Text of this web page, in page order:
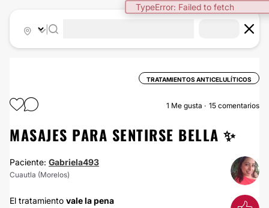
TypeError: Failed to fetch
TRATAMIENTOS ANTICELULÍTICOS
1 Me gusta 15 comentarios
MASAJES PARA SENTIRSE BELLA ✨
Paciente: Gabriela493
Cuautla (Morelos)
El tratamiento vale la pena